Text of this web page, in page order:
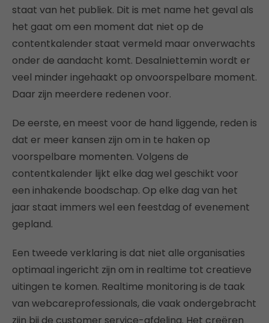
staat van het publiek. Dit is met name het geval als
het gaat om een moment dat niet op de
contentkalender staat vermeld maar onverwachts
onder de aandacht komt. Desalniettemin wordt er
veel minder ingehaakt op onvoorspelbare moment.
Daar zijn meerdere redenen voor.
De eerste, en meest voor de hand liggende, reden is
dat er meer kansen zijn om in te haken op
voorspelbare momenten. Volgens de
contentkalender lijkt elke dag wel geschikt voor
een inhakende boodschap. Op elke dag van het
jaar staat immers wel een feestdag of evenement
gepland.
Een tweede verklaring is dat niet alle organisaties
optimaal ingericht zijn om in realtime tot creatieve
uitingen te komen. Realtime monitoring is de taak
van webcareprofessionals, die vaak ondergebracht